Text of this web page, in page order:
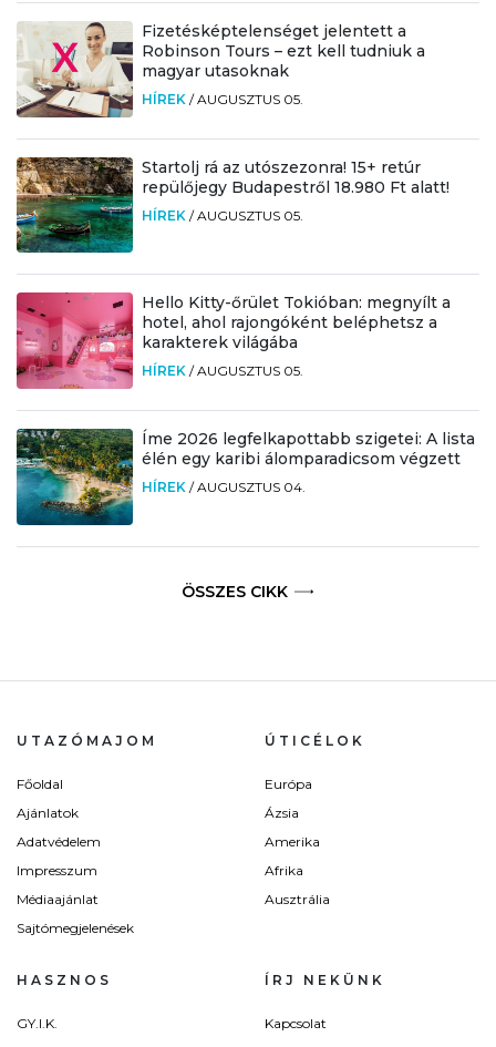
Fizetésképtelenséget jelentett a
Robinson Tours – ezt kell tudniuk a
magyar utasoknak
HÍREK /AUGUSZTUS 05.
Startolj rá az utószezonra! 15+ retúr
repülőjegy Budapestről 18.980 Ft alatt!
HÍREK /AUGUSZTUS 05.
Hello Kitty-őrület Tokióban: megnyílt a
hotel, ahol rajongóként beléphetsz a
karakterek világába
HÍREK /AUGUSZTUS 05.
Íme 2026 legfelkapottabb szigetei: A lista
élén egy karibi álomparadicsom végzett
HÍREK /AUGUSZTUS 04.
ÖSSZES CIKK
UTAZÓMAJOM
Főoldal
Ajánlatok
Adatvédelem
Impresszum
Médiaajánlat
Sajtómegjelenések
ÚTICÉLOK
Európa
Ázsia
Amerika
Afrika
Ausztrália
HASZNOS
GY.I.K.
ÍRJ NEKÜNK
Kapcsolat